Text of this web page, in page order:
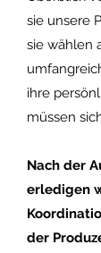
sie unsere
sie wählen
ihre
müssen
Nach der
erledigen
der